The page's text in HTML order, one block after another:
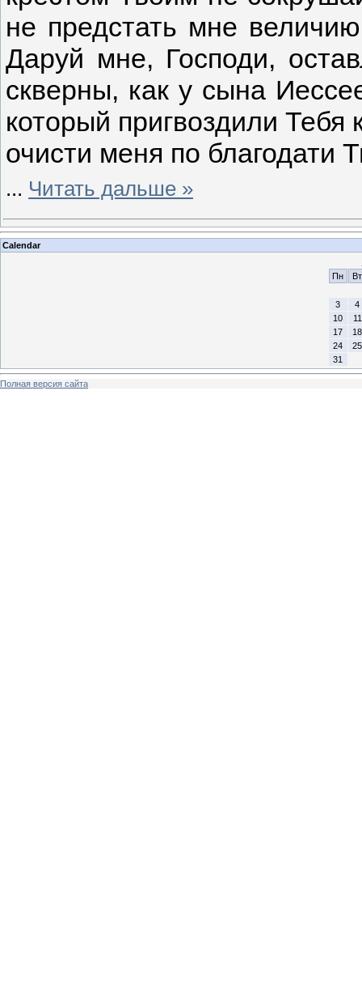
не предстать мне
Даруй мне, Господи,
скверны, как у сына
который пригвоздили Тебя
очисти меня по благодати
... Читать дальше »
Calendar
Пн
Вт
3
4
10
11
17
18
24
25
31
Полная версия сайта